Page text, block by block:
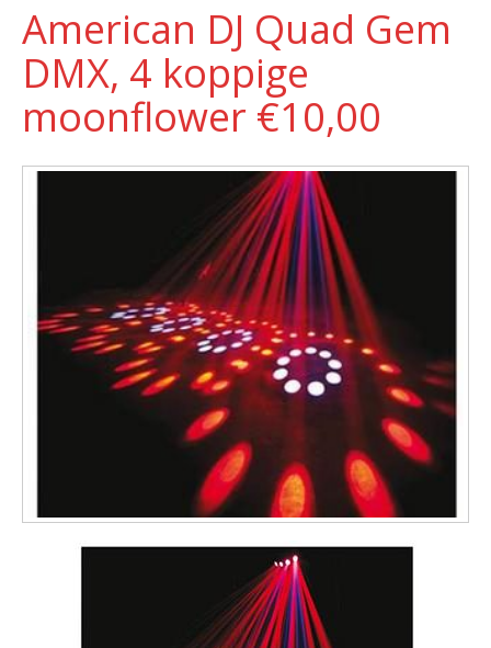
American DJ Quad Gem
DMX, 4 koppige
moonflower €10,00